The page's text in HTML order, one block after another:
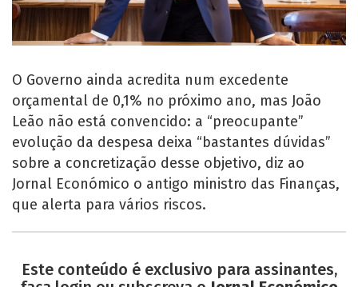
O Governo ainda acredita num excedente
orçamental de 0,1% no próximo ano, mas João
Leão não está convencido: a “preocupante”
evolução da despesa deixa “bastantes dúvidas”
sobre a concretização desse objetivo, diz ao
Jornal Económico o antigo ministro das Finanças,
que alerta para vários riscos.
Este conteúdo é exclusivo para assinantes,